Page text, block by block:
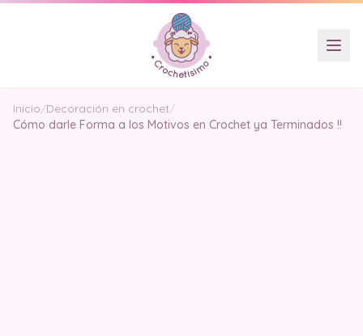
Inicio/Decoración en crochet/
Cómo darle Forma a los Motivos en Crochet ya Terminados !!